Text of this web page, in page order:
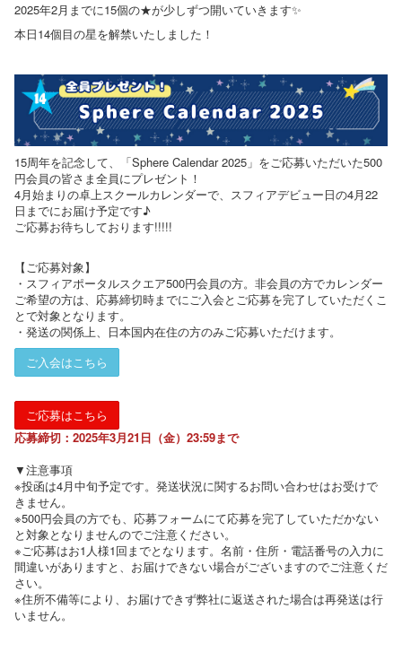
2025年2月までに15個の★が少しずつ開いていきます✨
本日14個目の星を解禁いたしました！
15周年を記念して、「Sphere Calendar 2025」をご応募いただいた500
円会員の皆さま全員にプレゼント！
4月始まりの卓上スクールカレンダーで、スフィアデビュー日の4月22
日までにお届け予定です♪
ご応募お待ちしております!!!!!
【ご応募対象】
・スフィアポータルスクエア500円会員の方。非会員の方でカレンダー
ご希望の方は、応募締切時までにご入会とご応募を完了していただくこ
とで対象となります。
・発送の関係上、日本国内在住の方のみご応募いただけます。
ご入会はこちら
ご応募はこちら
応募締切：2025年3月21日（金）23:59まで
▼注意事項
※投函は4月中旬予定です。発送状況に関するお問い合わせはお受けで
きません。
※500円会員の方でも、応募フォームにて応募を完了していただかない
と対象となりませんのでご注意ください。
※ご応募はお1人様1回までとなります。名前・住所・電話番号の入力に
間違いがありますと、お届けできない場合がございますのでご注意くだ
さい。
※住所不備等により、お届けできず弊社に返送された場合は再発送は行
いません。